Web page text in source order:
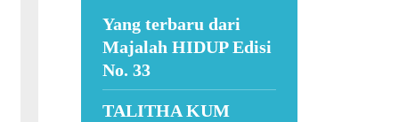
Yang terbaru dari
Majalah HIDUP Edisi
No. 33
TALITHA KUM